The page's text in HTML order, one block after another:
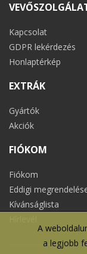
A
a legjobb
Kapcsolat
GDPR lekérdezés
Honlaptérkép
EXTRÁK
Gyártók
Akciók
FIÓKOM
Fiókom
Eddigi
Kívánságlista